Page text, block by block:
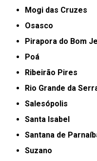
Mogi das Cruzes
Osasco
Pirapora do Bom
Poá
Ribeirão Pires
Rio Grande da
Salesópolis
Santa Isabel
Santana de
Suzano